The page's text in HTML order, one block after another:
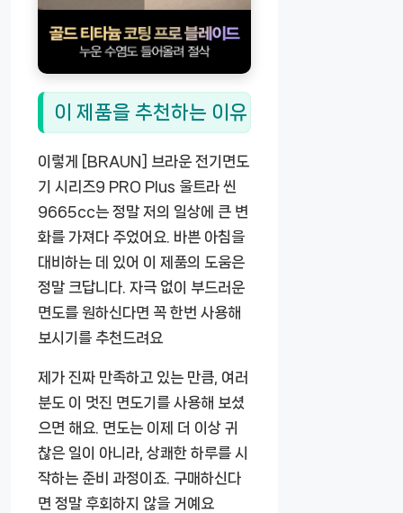
이 제품을 추천하는 이유
이렇게 [BRAUN] 브라운 전기면도
기 시리즈9 PRO Plus 울트라 씬
9665cc는 정말 저의 일상에 큰 변
화를 가져다 주었어요. 바쁜 아침을
대비하는 데 있어 이 제품의 도움은
정말 크답니다. 자극 없이 부드러운
면도를 원하신다면 꼭 한번 사용해
보시기를 추천드려요
제가 진짜 만족하고 있는 만큼, 여러
분도 이 멋진 면도기를 사용해 보셨
으면 해요. 면도는 이제 더 이상 귀
찮은 일이 아니라, 상쾌한 하루를 시
작하는 준비 과정이죠. 구매하신다
면 정말 후회하지 않을 거예요